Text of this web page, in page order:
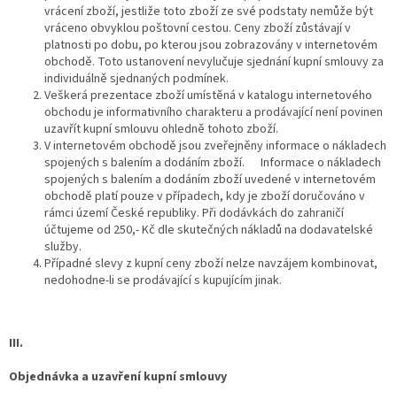
vrácení zboží, jestliže toto zboží ze své podstaty nemůže být
vráceno obvyklou poštovní cestou. Ceny zboží zůstávají v
platnosti po dobu, po kterou jsou zobrazovány v internetovém
obchodě. Toto ustanovení nevylučuje sjednání kupní smlouvy za
individuálně sjednaných podmínek.
Veškerá prezentace zboží umístěná v katalogu internetového
obchodu je informativního charakteru a prodávající není povinen
uzavřít kupní smlouvu ohledně tohoto zboží.
V internetovém obchodě jsou zveřejněny informace o nákladech
spojených s balením a dodáním zboží. Informace o nákladech
spojených s balením a dodáním zboží uvedené v internetovém
obchodě platí pouze v případech, kdy je zboží doručováno v
rámci území České republiky. Při dodávkách do zahraničí
účtujeme od 250,- Kč dle skutečných nákladů na dodavatelské
služby.
Případné slevy z kupní ceny zboží nelze navzájem kombinovat,
nedohodne-li se prodávající s kupujícím jinak.
III.
Objednávka a uzavření kupní smlouvy